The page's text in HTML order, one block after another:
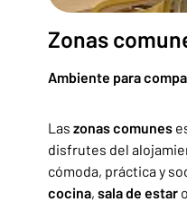
Zonas
Ambiente para
Las zonas comunes
disfrutes del
cómoda, práctica y
cocina, sala de estar o